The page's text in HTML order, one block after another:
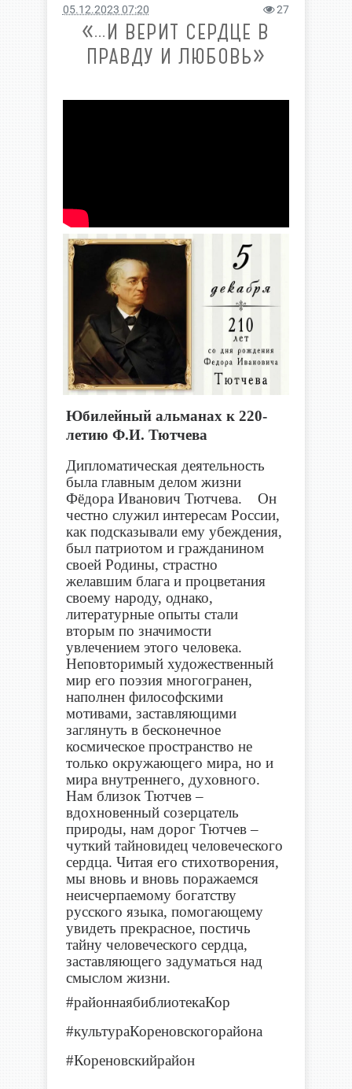
05.12.2023 07:20 27
«…И ВЕРИТ СЕРДЦЕ В
ПРАВДУ И ЛЮБОВЬ»
Юбилейный альманах к 220-
летию Ф.И. Тютчева
Дипломатическая деятельность
была главным делом жизни
Фёдора Иванович Тютчева. Он
честно служил интересам России,
как подсказывали ему убеждения,
был патриотом и гражданином
своей Родины, страстно
желавшим блага и процветания
своему народу, однако,
литературные опыты стали
вторым по значимости
увлечением этого человека.
Неповторимый художественный
мир его поэзия многогранен,
наполнен философскими
мотивами, заставляющими
заглянуть в бесконечное
космическое пространство не
только окружающего мира, но и
мира внутреннего, духовного.
Нам близок Тютчев –
вдохновенный созерцатель
природы, нам дорог Тютчев –
чуткий тайновидец человеческого
сердца. Читая его стихотворения,
мы вновь и вновь поражаемся
неисчерпаемому богатству
русского языка, помогающему
увидеть прекрасное, постичь
тайну человеческого сердца,
заставляющего задуматься над
смыслом жизни.
#районнаябиблиотекаКор
#культураКореновскогорайона
#Кореновскийрайон